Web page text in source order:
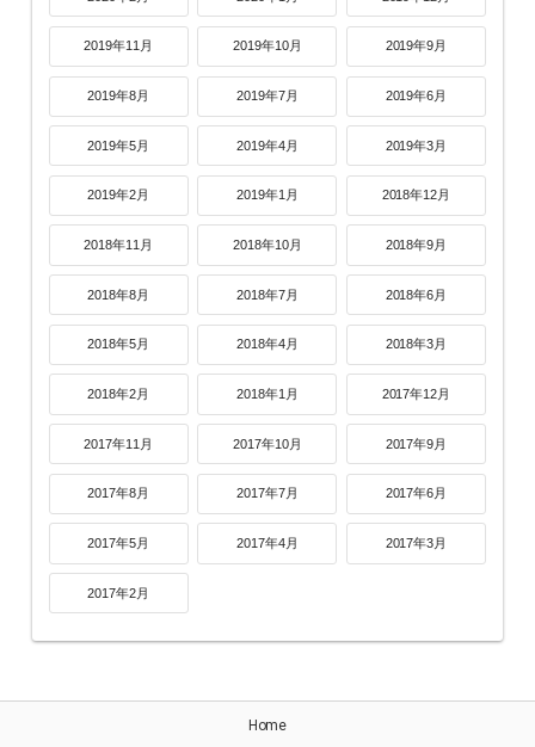
2019年11月 2019年10月 2019年9月
2019年8月 2019年7月 2019年6月
2019年5月 2019年4月 2019年3月
2019年2月 2019年1月 2018年12月
2018年11月 2018年10月 2018年9月
2018年8月 2018年7月 2018年6月
2018年5月 2018年4月 2018年3月
2018年2月 2018年1月 2017年12月
2017年11月 2017年10月 2017年9月
2017年8月 2017年7月 2017年6月
2017年5月 2017年4月 2017年3月
2017年2月
Home